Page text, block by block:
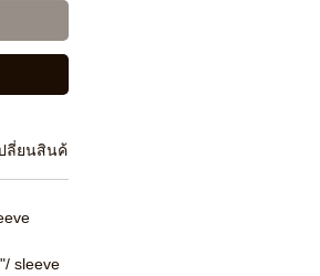
ลี่ยนสินค้า
sleeve